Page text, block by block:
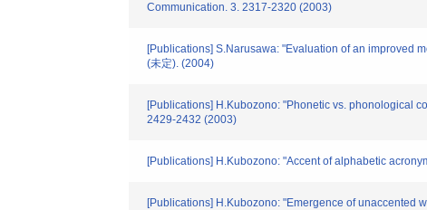
Communication. 3. 2317-2320 (2003)
[Publications] S.Narusawa: "Evaluation of an improved
(未定). (2004)
[Publications] H.Kubozono: "Phonetic vs. phonological
2429-2432 (2003)
[Publications] H.Kubozono: "Accent of alphabetic
[Publications] H.Kubozono: "Emergence of unaccented